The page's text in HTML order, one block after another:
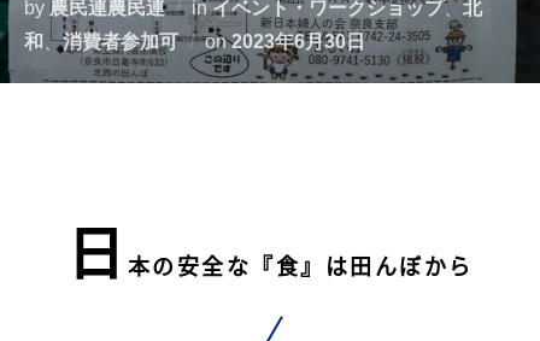
by 農民連農民連 inイベント・ワークショップ、 北
和 、消費者参加可 on投
稿
2023年6月30日
日 本の安全な『食』は田んぼから